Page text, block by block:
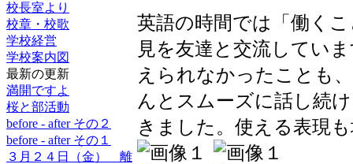
校長室より
校章・校歌
学校経営
学校案内図
最新の更新
満開ですよ
桜と部活動
before - after その２
before - after その１
３月２４日（金） 離
英語の時間では「働く
見を友達と交流してい
えられなかったことも
んとスムーズに話し続
きました。使える表現